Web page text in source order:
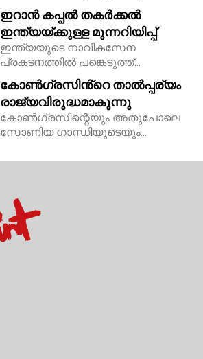
ഇറാൻ കപ്പൽ തകർക്കൽ
ഇന്ത്യയ്ക്കുള്ള മുന്നറിയിപ്പ്
ഇന്ത്യയുടെ നാവികസേന
പ്രകടനത്തിൽ പങ്കെടുത്ത്...
കോൺഗ്രസിൻ്റെ താൽപ്പര്യം
രാജ്യവിരുദ്ധമാകുന്നു
കോൺഗ്രസിന്റെയും അതുപോലെ
സോണിയ ഗാന്ധിയുടെയും...